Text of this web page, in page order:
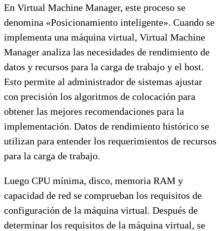
En Virtual Machine Manager, este proceso se
denomina «Posicionamiento inteligente». Cuando se
implementa una máquina virtual, Virtual Machine
Manager analiza las necesidades de rendimiento de
datos y recursos para la carga de trabajo y el host.
Esto permite al administrador de sistemas ajustar
con precisión los algoritmos de colocación para
obtener las mejores recomendaciones para la
implementación. Datos de rendimiento histórico se
utilizan para entender los requerimientos de recursos
para la carga de trabajo.
Luego CPU mínima, disco, memoria RAM y
capacidad de red se comprueban los requisitos de
configuración de la máquina virtual. Después de
determinar los requisitos de la máquina virtual, se